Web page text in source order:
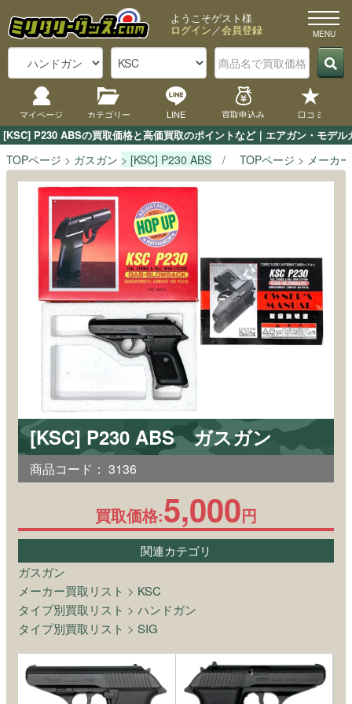
[KSC] P230 ABSの買取価格と高価買取のポイントなど｜エアガン・モデ
ようこそゲスト様
ログイン／会員登録
マイページ カテゴリー LINE 買取申込み 口コミ
TOPページ ガスガン [KSC] P230 ABS TOPページ メーカ
[KSC] P230 ABS ガスガン
商品コード： 3136
買取価格:5,000円
関連カテゴリ
ガスガン
メーカー買取リスト > KSC
タイプ別買取リスト > ハンドガン
タイプ別買取リスト > SIG